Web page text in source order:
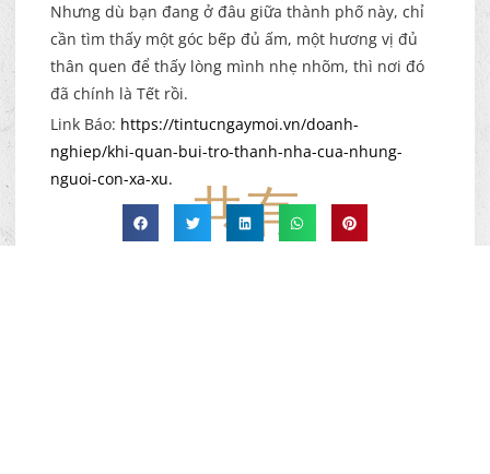
Nhưng dù bạn đang ở đâu giữa thành phố này, chỉ
cần tìm thấy một góc bếp đủ ấm, một hương vị đủ
thân quen để thấy lòng mình nhẹ nhõm, thì nơi đó
đã chính là Tết rồi.
Link Báo: https://tintucngaymoi.vn/doanh-
nghiep/khi-quan-bui-tro-thanh-nha-cua-nhung-
nguoi-con-xa-xu.
共有